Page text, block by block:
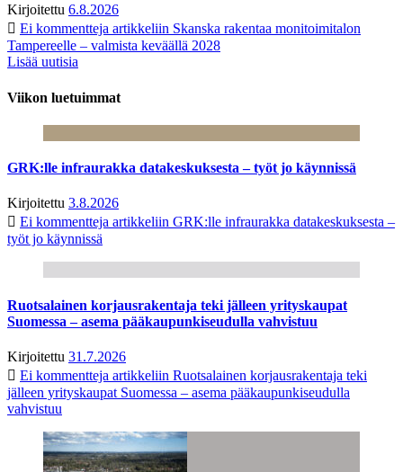
Kirjoitettu 6.8.2026
Ei kommentteja artikkeliin Skanska rakentaa monitoimitalon
Tampereelle – valmista keväällä 2028
Lisää uutisia
Viikon luetuimmat
GRK:lle infraurakka datakeskuksesta – työt jo käynnissä
Kirjoitettu 3.8.2026
Ei kommentteja artikkeliin GRK:lle infraurakka datakeskuksesta –
työt jo käynnissä
Ruotsalainen korjausrakentaja teki jälleen yrityskaupat
Suomessa – asema pääkaupunkiseudulla vahvistuu
Kirjoitettu 31.7.2026
Ei kommentteja artikkeliin Ruotsalainen korjausrakentaja teki
jälleen yrityskaupat Suomessa – asema pääkaupunkiseudulla
vahvistuu